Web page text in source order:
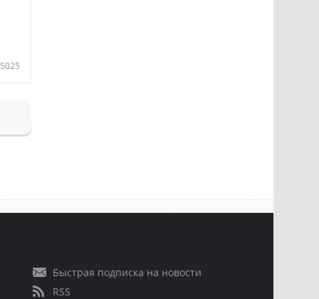
5025
Быстрая подписка на новости
RSS